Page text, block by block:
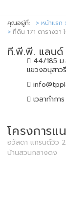
คุณอยู่ที่: หน้าแรก
ที่ดิน 171 ตารางวา
ที.พี.พี. แลนด์
44/185 ม
แขวงอนุสาว
เวลาทำก
โครงการแ
อวัสดา แกรนด์วิว 2
บ้านสวนกลางดง